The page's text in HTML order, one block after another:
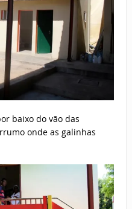
baixo do vão das
onde as galinhas